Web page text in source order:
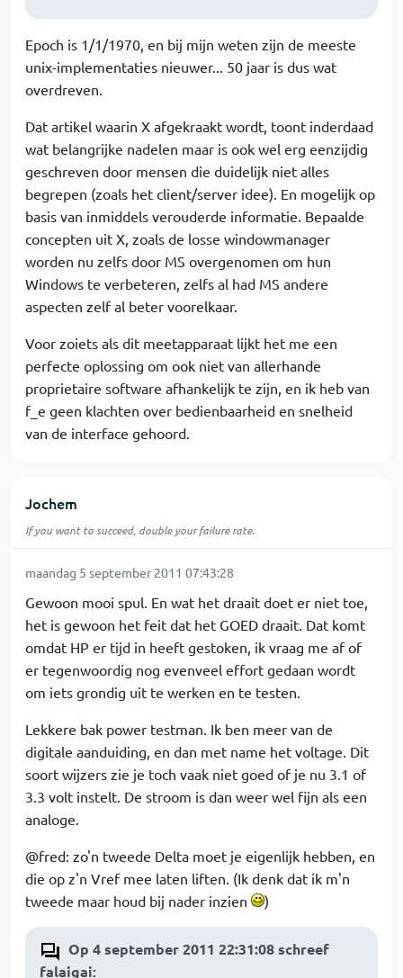
Epoch is 1/1/1970, en bij mijn weten zijn de meeste
unix-implementaties nieuwer... 50 jaar is dus wat
overdreven.
Dat artikel waarin X afgekraakt wordt, toont inderdaad
wat belangrijke nadelen maar is ook wel erg eenzijdig
geschreven door mensen die duidelijk niet alles
begrepen (zoals het client/server idee). En mogelijk op
basis van inmiddels verouderde informatie. Bepaalde
concepten uit X, zoals de losse windowmanager
worden nu zelfs door MS overgenomen om hun
Windows te verbeteren, zelfs al had MS andere
aspecten zelf al beter voorelkaar.
Voor zoiets als dit meetapparaat lijkt het me een
perfecte oplossing om ook niet van allerhande
proprietaire software afhankelijk te zijn, en ik heb van
f_e geen klachten over bedienbaarheid en snelheid
van de interface gehoord.
Jochem
If you want to succeed, double your failure rate.
maandag 5 september 2011 07:43:28
Gewoon mooi spul. En wat het draait doet er niet toe,
het is gewoon het feit dat het GOED draait. Dat komt
omdat HP er tijd in heeft gestoken, ik vraag me af of
er tegenwoordig nog evenveel effort gedaan wordt
om iets grondig uit te werken en te testen.
Lekkere bak power testman. Ik ben meer van de
digitale aanduiding, en dan met name het voltage. Dit
soort wijzers zie je toch vaak niet goed of je nu 3.1 of
3.3 volt instelt. De stroom is dan weer wel fijn als een
analoge.
@fred: zo'n tweede Delta moet je eigenlijk hebben, en
die op z'n Vref mee laten liften. (Ik denk dat ik m'n
tweede maar houd bij nader inzien
)
Op 4 september 2011 22:31:08 schreef
falaigai: